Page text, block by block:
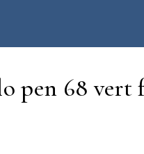
pen 68 vert